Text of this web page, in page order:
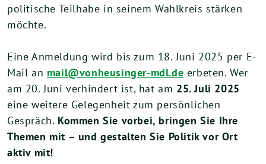
politische Teilhabe in seinem Wahlkreis stärken
möchte.
Eine Anmeldung wird bis zum 18. Juni 2025 per E-
Mail an mail@vonheusinger-mdl.de erbeten. Wer
am 20. Juni verhindert ist, hat am 25. Juli 2025
eine weitere Gelegenheit zum persönlichen
Gespräch. Kommen Sie vorbei, bringen Sie Ihre
Themen mit – und gestalten Sie Politik vor Ort
aktiv mit!